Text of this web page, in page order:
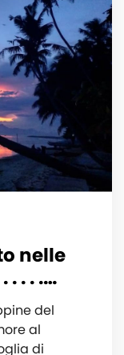
nelle
. . .…
del
al
di